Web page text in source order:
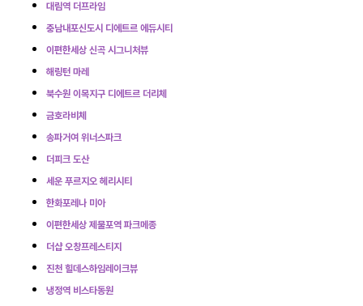
대림역 더프라임
충남내포신도시 디에트르 에듀시티
이편한세상 신곡 시그니처뷰
해링턴 마레
북수원 이목지구 디에트르 더리체
금호라비체
송파거여 위너스파크
더피크 도산
세운 푸르지오 헤리시티
한화포레나 미아
이편한세상 제물포역 파크메종
더샵 오창프레스티지
진천 힐데스하임레이크뷰
냉정역 비스타동원